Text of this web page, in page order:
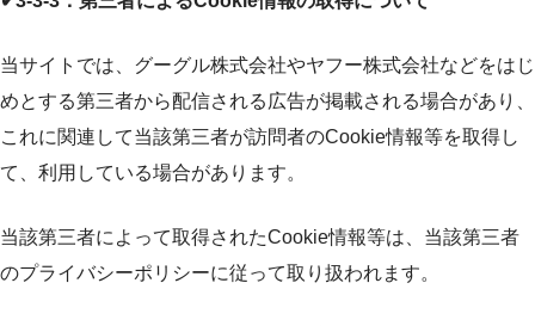
当サイトでは、グーグル株式会社やヤフー株式会社などをはじ
めとする第三者から配信される広告が掲載される場合があり、
これに関連して当該第三者が訪問者のCookie情報等を取得し
て、利用している場合があります。
当該第三者によって取得されたCookie情報等は、当該第三者
のプライバシーポリシーに従って取り扱われます。